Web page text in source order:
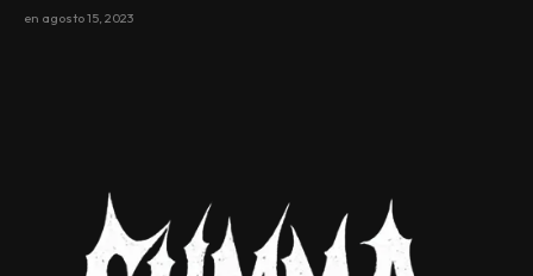
en agosto 15, 2023